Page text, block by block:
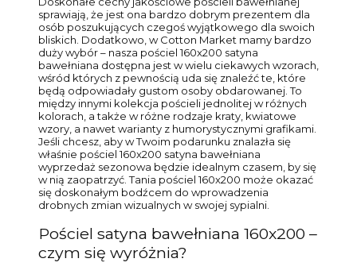
sprawiają, że jest ona bardzo dobrym prezentem dla
osób poszukujących czegoś wyjątkowego dla swoich
bliskich. Dodatkowo, w Cotton Market mamy bardzo
duży wybór – nasza pościel 160x200 satyna
bawełniana dostępna jest w wielu ciekawych wzorach,
wśród których z pewnością uda się znaleźć te, które
będą odpowiadały gustom osoby obdarowanej. To
między innymi kolekcja pościeli jednolitej w różnych
kolorach, a także w różne rodzaje kraty, kwiatowe
wzory, a nawet warianty z humorystycznymi grafikami.
Jeśli chcesz, aby w Twoim podarunku znalazła się
właśnie pościel 160x200 satyna bawełniana
wyprzedaż sezonowa będzie idealnym czasem, by się
w nią zaopatrzyć. Tania pościel 160x200 może okazać
się doskonałym bodźcem do wprowadzenia
drobnych zmian wizualnych w swojej sypialni.
Pościel satyna bawełniana 160x200 –
czym się wyróżnia?